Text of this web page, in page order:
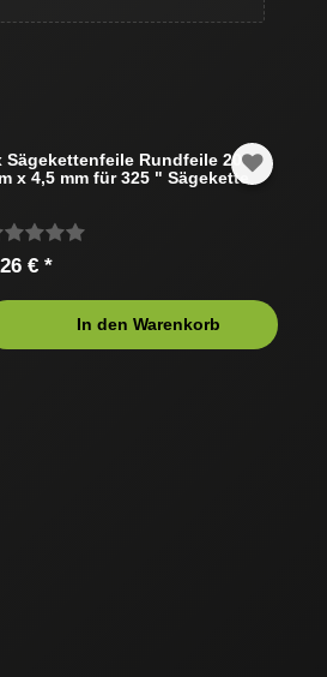
Sägekettenfeile Rundfeile 200
x 4,5 mm für 325 " Sägekette
€ *
In den Warenkorb